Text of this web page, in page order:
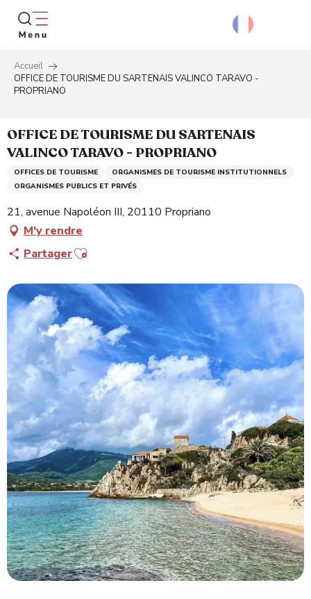
Aller
contenu
principal
Accueil
OFFICE DE TOURISME DU SARTENAIS VALINCO TARAVO -
PROPRIANO
OFFICE DE TOURISME DU SARTENAIS
VALINCO TARAVO - PROPRIANO
OFFICES DE TOURISME
ORGANISMES DE TOURISME INSTITUTIONNELS
ORGANISMES PUBLICS ET PRIVÉS
21, avenue Napoléon III, 20110 Propriano
M'y rendre
PartagerAjouter aux favoris